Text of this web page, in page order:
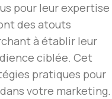
pour leur expertise
des atouts
à établir leur
ciblée. Cet
pratiques pour
votre marketing.